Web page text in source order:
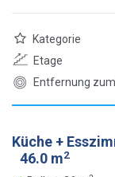
Kategorie
Etage
Entfernung
Küche +
46.0 m2